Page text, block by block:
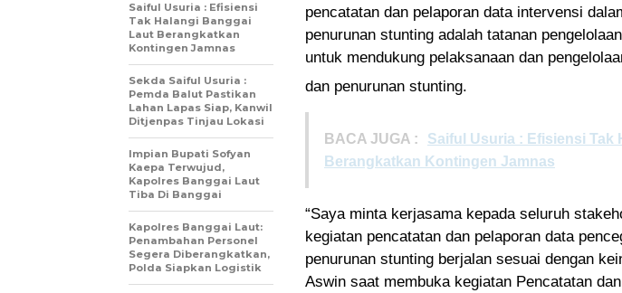
pencatatan dan pelaporan data intervensi
penurunan stunting adalah tatanan
untuk mendukung pelaksanaan dan
dan penurunan stunting.
BACA JUGA :
Saiful Usuria : Efisiensi Tak
Berangkatkan Kontingen Jamnas
“Saya minta kerjasama kepada seluruh
kegiatan pencatatan dan pelaporan data
penurunan stunting berjalan sesuai dengan
Aswin saat membuka kegiatan Pencatatan
Saiful Usuria : Efisiensi
Tak Halangi Banggai
Laut Berangkatkan
Kontingen Jamnas
Sekda Saiful Usuria :
Pemda Balut Pastikan
Lahan Lapas Siap, Kanwil
Ditjenpas Tinjau Lokasi
Impian Bupati Sofyan
Kaepa Terwujud,
Kapolres Banggai Laut
Tiba Di Banggai
Kapolres Banggai Laut:
Penambahan Personel
Segera Diberangkatkan,
Polda Siapkan Logistik